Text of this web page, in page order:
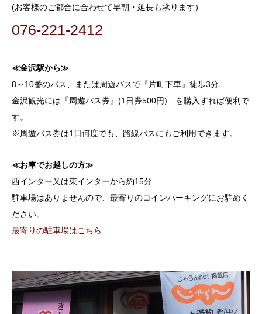
(お客様のご都合に合わせて早朝・延長も承ります）
076-221-2412
≪金沢駅から≫
8～10番のバス、または周遊バスで『片町下車』徒歩3分
金沢観光には『周遊バス券』(1日券500円) を購入すれば便利で
す。
※周遊バス券は1日何度でも、路線バスにもご利用できます。
≪お車でお越しの方≫
西インター又は東インターから約15分
駐車場はありませんので、最寄りのコインパーキングにお駐めく
ださい。
最寄りの駐車場はこちら